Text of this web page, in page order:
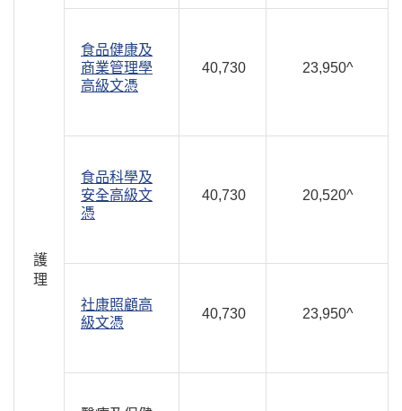
護
理
食品健康及
商業管理學
高級文憑
40,730 23,950^
食品科學及
安全高級文
憑
40,730 20,520^
社康照顧高
級文憑
40,730 23,950^